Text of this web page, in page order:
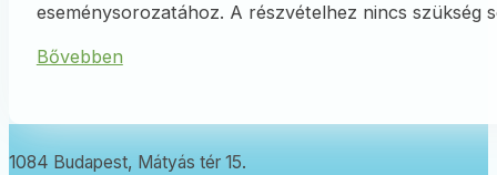
eseménysorozatához. A részvételhez nincs szükség
Bővebben
1084 Budapest, Mátyás tér 15.